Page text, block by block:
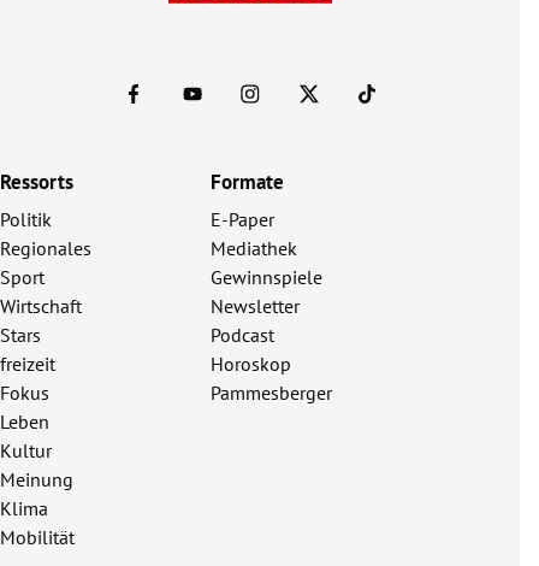
Ressorts
Politik
Regionales
Sport
Wirtschaft
Stars
freizeit
Fokus
Leben
Kultur
Meinung
Klima
Mobilität
Formate
E-Paper
Mediathek
Gewinnspiele
Newsletter
Podcast
Horoskop
Pammesberger